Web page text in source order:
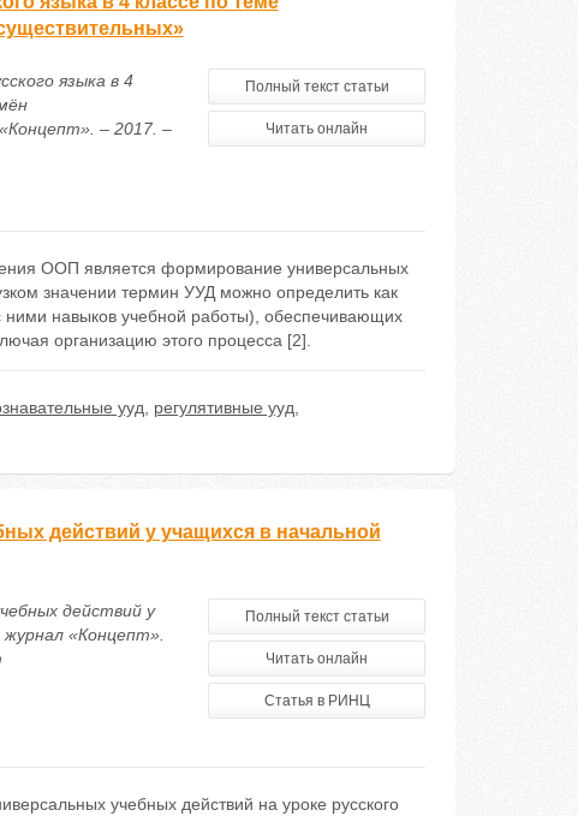
языка в 4
– 2017. –
Полный текст статьи
Читать онлайн
ООП является формирование универсальных
значении термин УУД можно определить как
ними навыков учебной работы), обеспечивающих
организацию этого процесса [2].
ууд регулятивные ууд
действий у учащихся в начальной
действий у
«Концепт».
Полный текст статьи
Читать онлайн
Статья в РИНЦ
учебных действий на уроке русского